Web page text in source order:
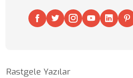
Rastgele Yazılar